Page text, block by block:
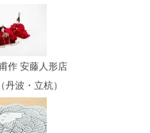
作 安藤人形店
丹波・立杭）